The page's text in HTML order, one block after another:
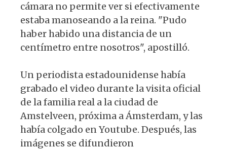
cámara no permite ver si efectivamente
estaba manoseando a la reina. "Pudo
haber habido una distancia de un
centímetro entre nosotros", apostilló.
Un periodista estadounidense había
grabado el video durante la visita oficial
de la familia real a la ciudad de
Amstelveen, próxima a Ámsterdam, y las
había colgado en Youtube. Después, las
imágenes se difundieron